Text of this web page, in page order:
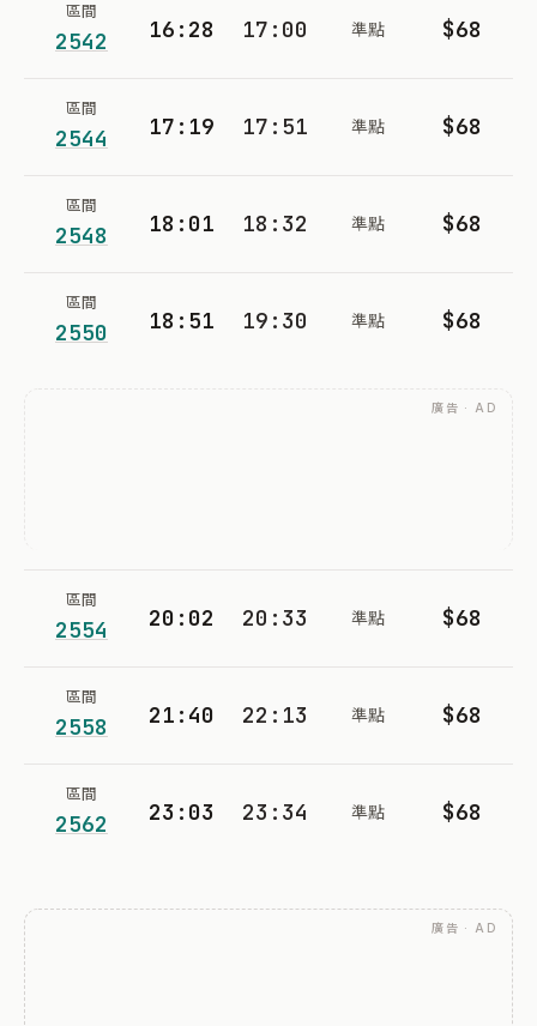
區間
2542 16:28 17:00 準點 $68
區間
2544 17:19 17:51 準點 $68
區間
2548 18:01 18:32 準點 $68
區間
2550 18:51 19:30 準點 $68
廣告 · AD
區間
2554 20:02 20:33 準點 $68
區間
2558 21:40 22:13 準點 $68
區間
2562 23:03 23:34 準點 $68
廣告 · AD